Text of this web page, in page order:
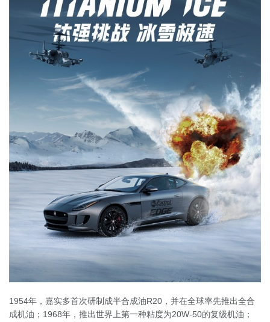
1954年，嘉实多首次研制成半合成油R20，并在全球率先推出全合
成机油；1968年，推出世界上第一种粘度为20W-50的复级机油；